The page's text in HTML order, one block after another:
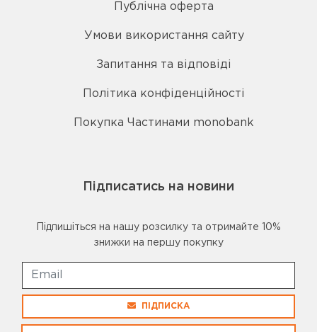
Публічна оферта
Умови використання сайту
Запитання та відповіді
Політика конфіденційності
Покупка Частинами monobank
Підписатись на новини
Підпишіться на нашу розсилку та отримайте 10%
знижки на першу покупку
ПІДПИСКА